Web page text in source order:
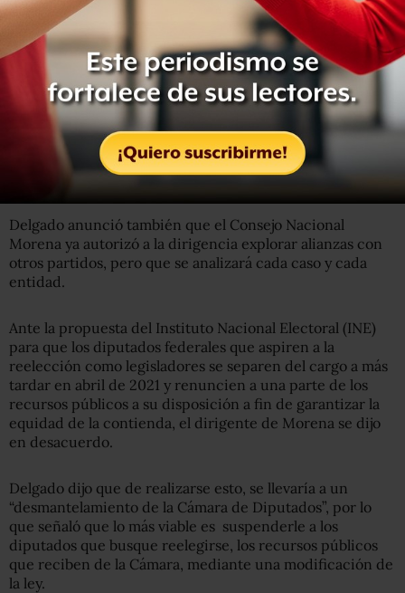
En las alianzas que
acuerde para 2021 vamos
escuchar a la militancia, a revisar las particularidades en
cada estado y garantizaremos que contribuya a
consolidar los objetivos de la #CuartaTransformación
En el caso de San Luis Potosí no iremos con el PVEM.n
pic.twitter.com/fMH8sYNRd0
— Mario Delgado (@mario_delgado)November 18, 2020
Delgado anunció también que el Consejo Nacional
Morena ya autorizó a la dirigencia explorar alianzas con
otros partidos, pero que se analizará cada caso y cada
entidad.
Ante la propuesta del Instituto Nacional Electoral (INE)
para que los diputados federales que aspiren a la
reelección como legisladores se separen del cargo a más
tardar en abril de 2021 y renuncien a una parte de los
recursos públicos a su disposición a fin de garantizar la
equidad de la contienda, el dirigente de Morena se dijo
en desacuerdo.
Delgado dijo que de realizarse esto, se llevaría a un
“desmantelamiento de la Cámara de Diputados”, por lo
que señaló que lo más viable es suspenderle a los
diputados que busque reelegirse, los recursos públicos
que reciben de la Cámara, mediante una modificación de
la ley.